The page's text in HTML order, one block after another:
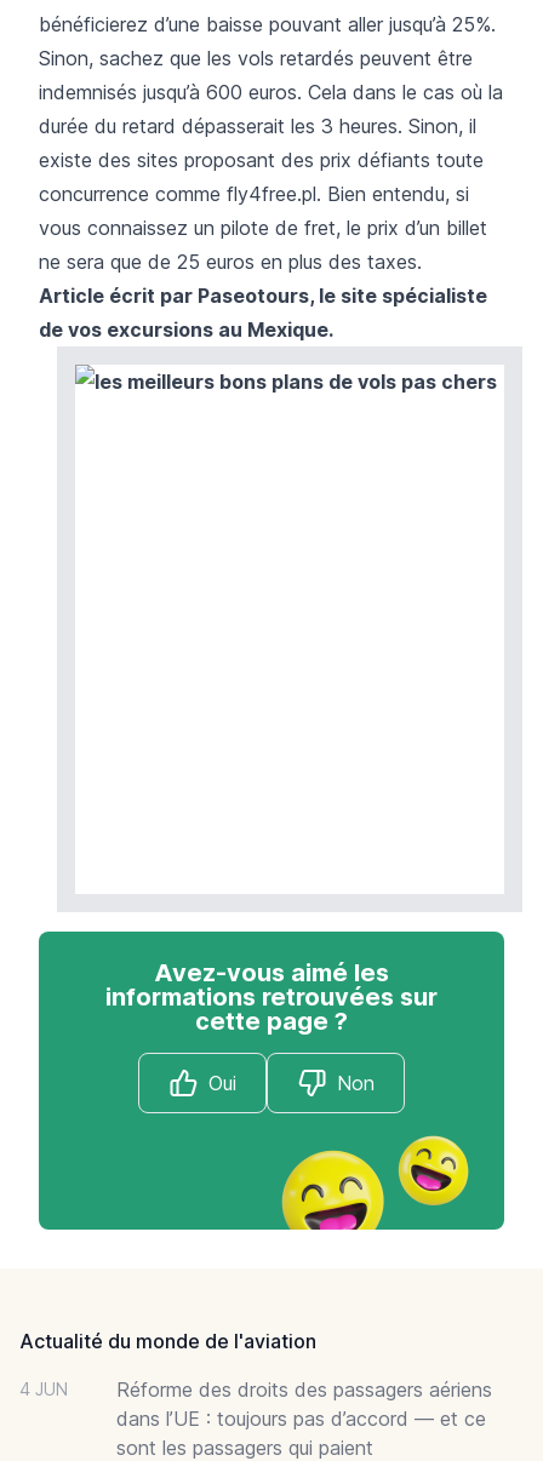
bénéficierez d’une baisse pouvant aller jusqu’à 25%.
Sinon, sachez que les vols retardés peuvent être
indemnisés jusqu’à 600 euros. Cela dans le cas où la
durée du retard dépasserait les 3 heures. Sinon, il
existe des sites proposant des prix défiants toute
concurrence comme fly4free.pl. Bien entendu, si
vous connaissez un pilote de fret, le prix d’un billet
ne sera que de 25 euros en plus des taxes.
Article écrit par Paseotours, le site spécialiste
de vos excursions au Mexique.
Avez-vous aimé les
informations retrouvées sur
cette page ?
Oui Non
Actualité du monde de l'aviation
4 JUN
Réforme des droits des passagers aériens
dans l’UE : toujours pas d’accord — et ce
sont les passagers qui paient